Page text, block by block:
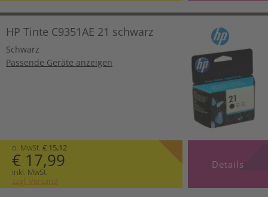
HP Tinte C9351AE 21 schwarz
Schwarz
Passende Geräte anzeigen
o. MwSt. € 15,12
€ 17,99
inkl. MwSt.
zzgl. Versand
Details